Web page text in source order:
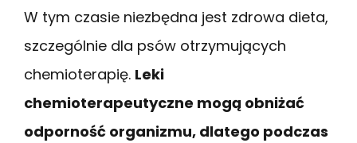
W tym czasie niezbędna jest zdrowa dieta,
szczególnie dla psów otrzymujących
chemioterapię. Leki
chemioterapeutyczne mogą obniżać
odporność organizmu, dlatego podczas